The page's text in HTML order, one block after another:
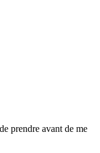
prendre avant de me